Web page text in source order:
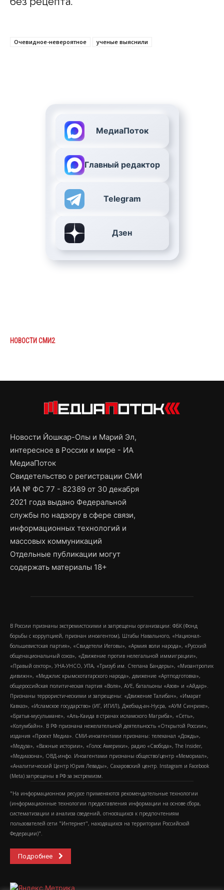
Очевидное-невероятное ученые выяснили
МедиаПоток
Главный редактор
Telegram
Дзен
НОВОСТИ СМИ2
Новости Йошкар-Олы и Марий Эл,
интересное в России и мире - ИА
МедиаПоток
Свидетельство о регистрации СМИ
ИА № ФС 77 - 82389 от 30 декабря
2021 года выдано Федеральной
службы по надзору в сфере связи,
информационных технологий и
массовых коммуникаций
Отдельные публикации могут
содержать материалы 18+
В России признаны экстремистскими и запрещены организации: ФБК (Фонд
борьбы с коррупцией, признан иноагентом), Штабы Навального, «Национал-
большевистская партия», «Свидетели Иеговы», «Армия воли народа», «Русский
общенациональный союз», «Движение против нелегальной иммиграции»,
«Правый сектор», УНА-УНСО, УПА, «Тризуб им. Степана Бандеры», «Мизантропик
дивижн», «Меджлис крымскотатарского народа», движение «Артподготовка»,
общероссийская политическая партия «Воля», АУЕ, батальоны «Азов» и «Айдар».
Признаны террористическими и запрещены: «Движение Талибан», «Имарат
Кавказ», «Исламское государство» (ИГ, ИГИЛ), Джебхад-ан-Нусра, «АУМ Синрике»,
«Братья-мусульмане», «Аль-Каида в странах исламского Магриба», «Сеть»,
«Колумбайн». В РФ признана нежелательной деятельность «Открытой России»,
издания «Проект Медиа». СМИ-иноагентами признаны: телеканал «Дождь»,
«Медуза», «Важные истории», «Голос Америки», радио «Свобода», The Insider,
«Медиазона», ОВД-инфо. Иноагентами признаны общество/центр «Мемориал»,
«Аналитический Центр Юрия Левады», Сахаровский центр. Instagram и Facebook
(Metа) запрещены в РФ за экстремизм.
"На информационном ресурсе применяются рекомендательные технологии
(информационные технологии предоставления информации на основе сбора,
систематизации и анализа сведений, относящихся к предпочтениям
пользователей сети "Интернет", находящихся на территории Российской
Федерации)".
Подробнее